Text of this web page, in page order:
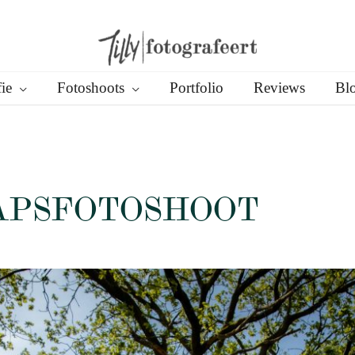
Fotoshoots Portfolio Reviews